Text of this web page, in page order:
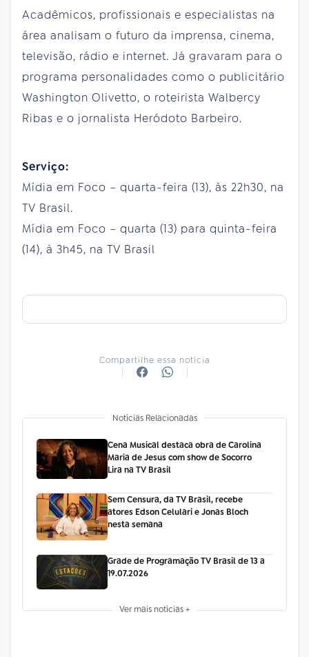
Acadêmicos, profissionais e especialistas na
área analisam o futuro da imprensa, cinema,
televisão, rádio e internet. Já gravaram para o
programa personalidades como o publicitário
Washington Olivetto, o roteirista Walbercy
Ribas e o jornalista Heródoto Barbeiro.
Serviço:
Mídia em Foco – quarta-feira (13), às 22h30, na
TV Brasil.
Mídia em Foco – quarta (13) para quinta-feira
(14), à 3h45, na TV Brasil
Compartilhe essa notícia
Notícias Relacionadas
Cena Musical destaca obra de Carolina
Maria de Jesus com show de Socorro
Lira na TV Brasil
Sem Censura, da TV Brasil, recebe
atores Edson Celulari e Jonas Bloch
nesta semana
Grade de Programação TV Brasil de 13 a
19.07.2026
Ver mais notícias +